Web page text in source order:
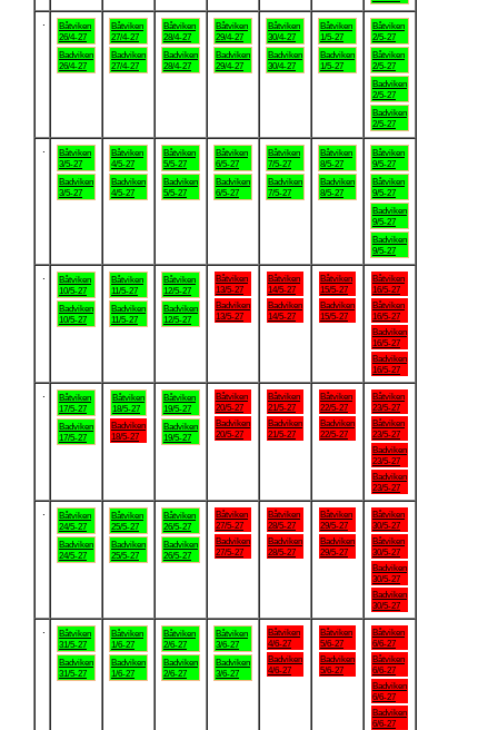
Båtviken
26/4-27
Badviken
26/4-27
Båtviken
27/4-27
Badviken
27/4-27
Båtviken
28/4-27
Badviken
28/4-27
Båtviken
29/4-27
Badviken
29/4-27
Båtviken
30/4-27
Badviken
30/4-27
Båtviken
1/5-27
Badviken
1/5-27
Båtviken
2/5-27
Båtviken
2/5-27
Badviken
2/5-27
Badviken
2/5-27
Båtviken
3/5-27
Badviken
3/5-27
Båtviken
4/5-27
Badviken
4/5-27
Båtviken
5/5-27
Badviken
5/5-27
Båtviken
6/5-27
Badviken
6/5-27
Båtviken
7/5-27
Badviken
7/5-27
Båtviken
8/5-27
Badviken
8/5-27
Båtviken
9/5-27
Båtviken
9/5-27
Badviken
9/5-27
Badviken
9/5-27
Båtviken
10/5-27
Badviken
10/5-27
Båtviken
11/5-27
Badviken
11/5-27
Båtviken
12/5-27
Badviken
12/5-27
Båtviken
13/5-27
Badviken
13/5-27
Båtviken
14/5-27
Badviken
14/5-27
Båtviken
15/5-27
Badviken
15/5-27
Båtviken
16/5-27
Båtviken
16/5-27
Badviken
16/5-27
Badviken
16/5-27
Båtviken
17/5-27
Badviken
17/5-27
Båtviken
18/5-27
Badviken
18/5-27
Båtviken
19/5-27
Badviken
19/5-27
Båtviken
20/5-27
Badviken
20/5-27
Båtviken
21/5-27
Badviken
21/5-27
Båtviken
22/5-27
Badviken
22/5-27
Båtviken
23/5-27
Båtviken
23/5-27
Badviken
23/5-27
Badviken
23/5-27
Båtviken
24/5-27
Badviken
24/5-27
Båtviken
25/5-27
Badviken
25/5-27
Båtviken
26/5-27
Badviken
26/5-27
Båtviken
27/5-27
Badviken
27/5-27
Båtviken
28/5-27
Badviken
28/5-27
Båtviken
29/5-27
Badviken
29/5-27
Båtviken
30/5-27
Båtviken
30/5-27
Badviken
30/5-27
Badviken
30/5-27
Båtviken
31/5-27
Badviken
31/5-27
Båtviken
1/6-27
Badviken
1/6-27
Båtviken
2/6-27
Badviken
2/6-27
Båtviken
3/6-27
Badviken
3/6-27
Båtviken
4/6-27
Badviken
4/6-27
Båtviken
5/6-27
Badviken
5/6-27
Båtviken
6/6-27
Båtviken
6/6-27
Badviken
6/6-27
Badviken
6/6-27